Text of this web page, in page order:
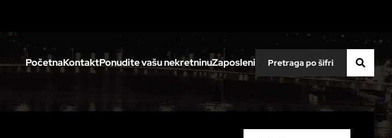
PočetnaKontaktPonudite vašu nekretninuZaposleni